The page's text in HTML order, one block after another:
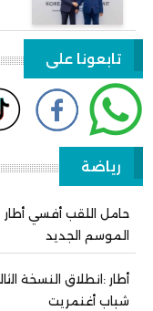
تابعونا على
رياضة
الموسم الجديد
أطار :انطلاق النسخة
شباب أغنمريت